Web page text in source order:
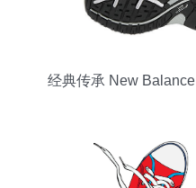
经典传承 New